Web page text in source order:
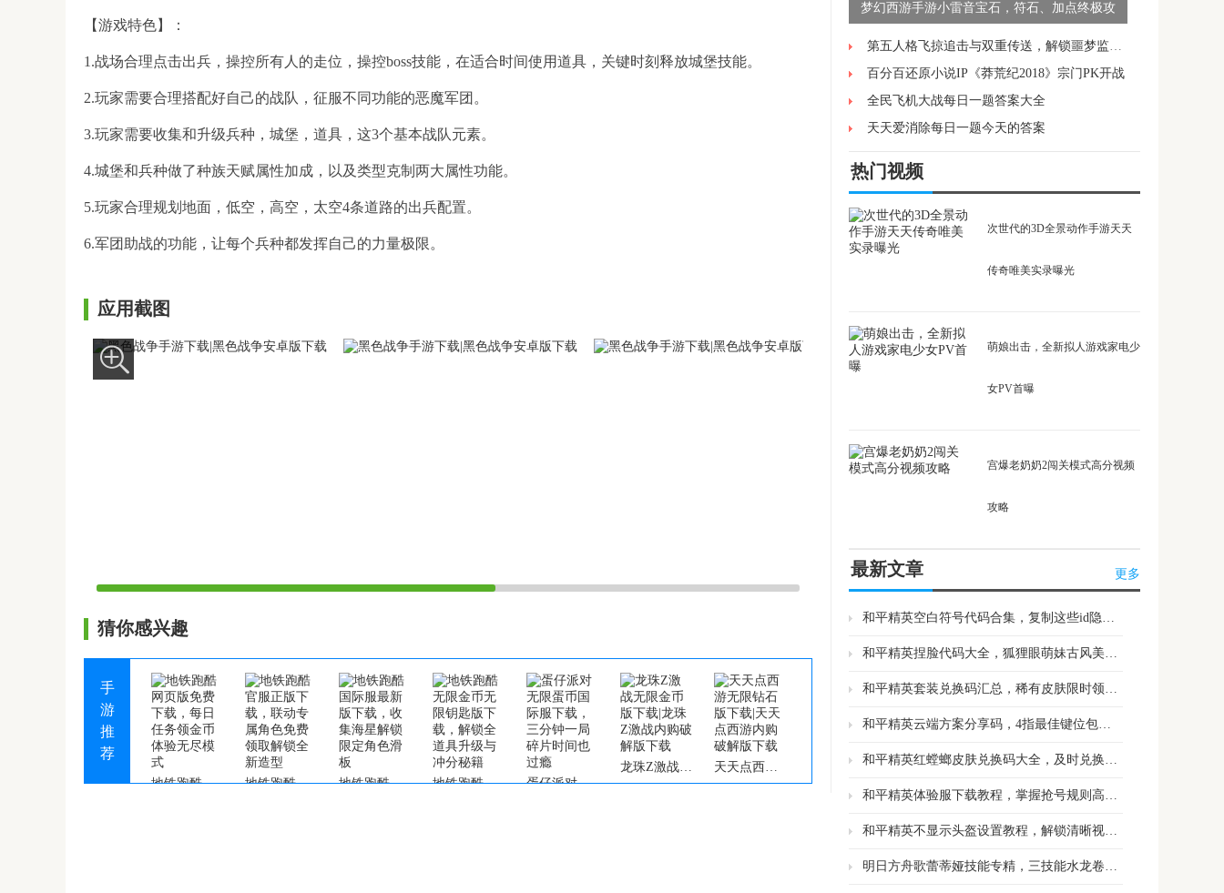
【游戏特色】：
1.战场合理点击出兵，操控所有人的走位，操控boss技能，在适合时间使用道具，关键时刻释放城堡技能。
2.玩家需要合理搭配好自己的战队，征服不同功能的恶魔军团。
3.玩家需要收集和升级兵种，城堡，道具，这3个基本战队元素。
4.城堡和兵种做了种族天赋属性加成，以及类型克制两大属性功能。
5.玩家合理规划地面，低空，高空，太空4条道路的出兵配置。
6.军团助战的功能，让每个兵种都发挥自己的力量极限。
应用截图
猜你感兴趣
手
游
推
荐
地铁跑酷网页版免费下载，每日任务领金币体验无尽模式 地铁跑酷官服正版下载，联动专属角色免费领取解锁全新造型 地铁跑酷国际服最新版下载，收集海星解锁限定角色滑板 地铁跑酷无限金币无限钥匙版下载，解锁全道具升级与冲分秘籍 蛋仔派对无限蛋币国际服下载，三分钟一局碎片时间也过瘾
龙珠Z激战无限金币版下载|龙珠Z激战内购破解版下载 天天点西游无限钻石版下载|天天点西游内购破解版下载
梦幻西游手游小雷音宝石，符石、加点终极攻
略
第五人格飞掠追击与双重传送，解锁噩梦监管者的高阶操作技巧
百分百还原小说IP《莽荒纪2018》宗门PK开战
全民飞机大战每日一题答案大全
天天爱消除每日一题今天的答案
热门视频
次世代的3D全景动作手游天天
传奇唯美实录曝光
萌娘出击，全新拟人游戏家电少
女PV首曝
宫爆老奶奶2闯关模式高分视频
攻略
最新文章 更多
和平精英空白符号代码合集，复制这些id隐形不是问题
和平精英捏脸代码大全，狐狸眼萌妹古风美女任挑选
和平精英套装兑换码汇总，稀有皮肤限时领取别错过
和平精英云端方案分享码，4指最佳键位包上皇冠
和平精英红螳螂皮肤兑换码大全，及时兑换抢占游戏优势
和平精英体验服下载教程，掌握抢号规则高效获取资格
和平精英不显示头盔设置教程，解锁清晰视野展示专属皮肤
明日方舟歌蕾蒂娅技能专精，三技能水龙卷聚怪群伤专三质变